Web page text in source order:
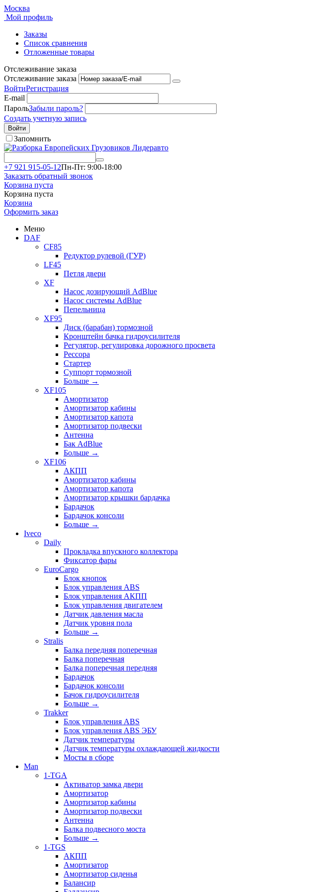
Москва
Мой профиль
Заказы
Список сравнения
Отложенные товары
Отслеживание заказа
Отслеживание заказа
ВойтиРегистрация
E-mail
ПарольЗабыли пароль?
Создать учетную запись
Войти
Запомнить
+7 921 915-05-12Пн-Пт: 9:00-18:00
Заказать обратный звонок
Корзина пуста
Корзина пуста
Корзина
Оформить заказ
Меню
DAF
CF85
Редуктор рулевой (ГУР)
LF45
Петля двери
XF
Насос дозирующий AdBlue
Насос системы AdBlue
Пепельница
XF95
Диск (барабан) тормозной
Кронштейн бачка гидроусилителя
Регулятор, регулировка дорожного просвета
Рессора
Стартер
Суппорт тормозной
Больше →
XF105
Амортизатор
Амортизатор кабины
Амортизатор капота
Амортизатор подвески
Антенна
Бак AdBlue
Больше →
XF106
АКПП
Амортизатор кабины
Амортизатор капота
Амортизатор крышки бардачка
Бардачок
Бардачок консоли
Больше →
Iveco
Daily
Прокладка впускного коллектора
Фиксатор фары
EuroCargo
Блок кнопок
Блок управления ABS
Блок управления АКПП
Блок управления двигателем
Датчик давления масла
Датчик уровня пола
Больше →
Stralis
Балка передняя поперечная
Балка поперечная
Балка поперечная передняя
Бардачок
Бардачок консоли
Бачок гидроусилителя
Больше →
Trakker
Блок управления ABS
Блок управления ABS ЭБУ
Датчик температуры
Датчик температуры охлаждающей жидкости
Мосты в сборе
Man
1-TGA
Активатор замка двери
Амортизатор
Амортизатор кабины
Амортизатор подвески
Антенна
Балка подвесного моста
Больше →
1-TGS
АКПП
Амортизатор
Амортизатор сиденья
Балансир